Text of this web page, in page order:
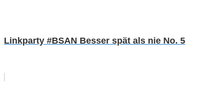
Linkparty #BSAN Besser spät als nie No. 5